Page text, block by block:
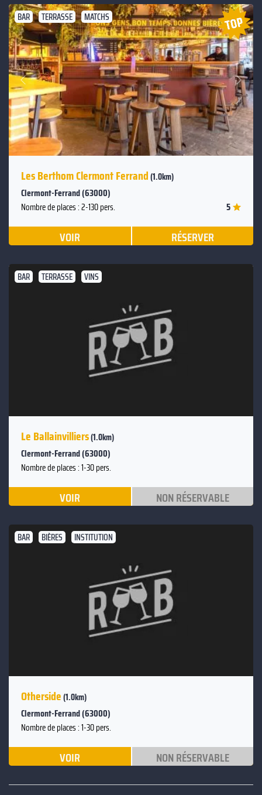
BAR TERRASSE MATCHS
Précédent
Suivant
Les Berthom Clermont Ferrand(1.0km)
Clermont-Ferrand (63000)
Nombre de places : 2-130 pers. 5
VOIR RÉSERVER
BAR TERRASSE VINS
Le Ballainvilliers(1.0km)
Clermont-Ferrand (63000)
Nombre de places : 1-30 pers.
VOIR NON RÉSERVABLE
BAR BIÈRES INSTITUTION
Otherside(1.0km)
Clermont-Ferrand (63000)
Nombre de places : 1-30 pers.
VOIR NON RÉSERVABLE